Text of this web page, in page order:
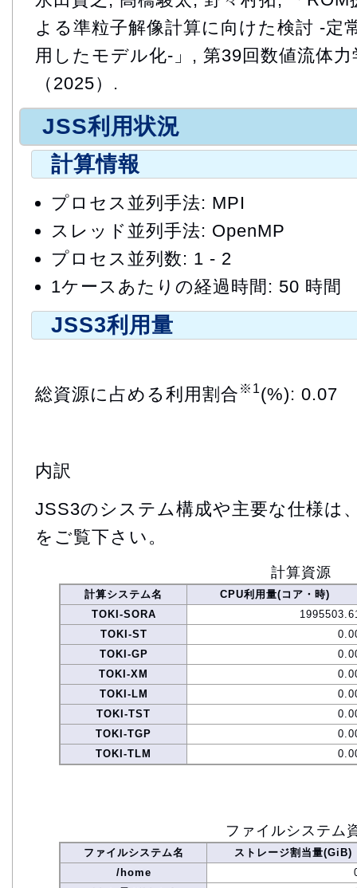
よる準粒子解像計算に向けた検討 -定
用したモデル化-」, 第39回数値流体
（2025）.
JSS利用状況
計算情報
プロセス並列手法: MPI
スレッド並列手法: OpenMP
プロセス並列数: 1 - 2
1ケースあたりの経過時間: 50 時間
JSS3利用量
総資源に占める利用割合 ※1 (%): 0.07
内訳
JSS3のシステム構成や主要な仕様は
をご覧下さい。
計算資源
計算システム名
CPU利用量(コア・時)
TOKI-SORA
TOKI-ST
TOKI-GP
TOKI-XM
TOKI-LM
TOKI-TST
TOKI-TGP
TOKI-TLM
ファイルシステム
ファイルシステム名
ストレージ割当量(GiB)
/home